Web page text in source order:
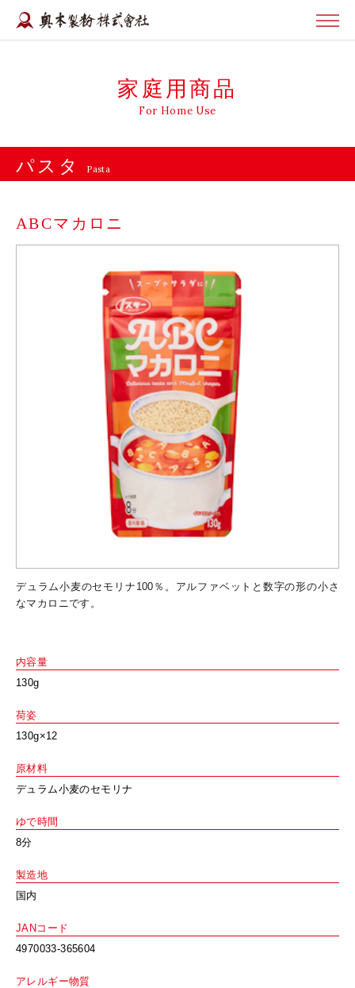
家庭用商品
For Home Use
パスタ Pasta
ABCマカロニ
デュラム小麦のセモリナ100％。アルファベットと数字の形の小さ
なマカロニです。
内容量
130g
荷姿
130g×12
原材料
デュラム小麦のセモリナ
ゆで時間
8分
製造地
国内
JANコード
4970033-365604
アレルギー物質